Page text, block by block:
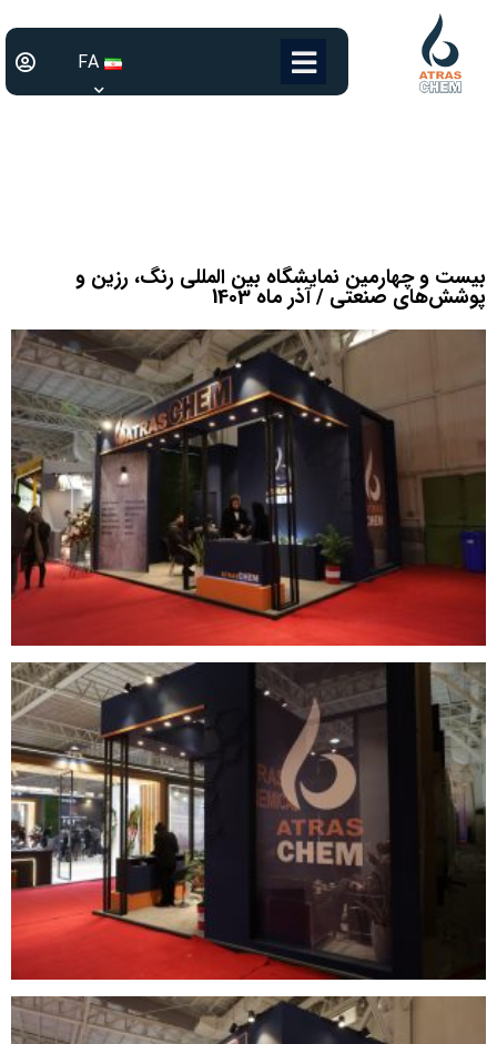
FA
بیست و چهارمین نمایشگاه بین المللی رنگ، رزین و
پوشش‌های صنعتی / آذر ماه 1403